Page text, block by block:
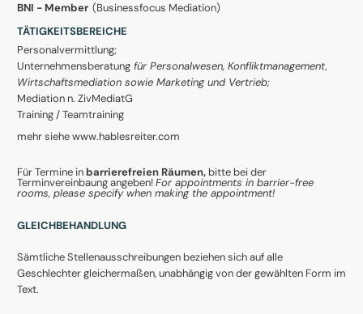
BNI - Member (Businessfocus Mediation)
TÄTIGKEITSBEREICHE
Personalvermittlung;
Unternehmensberatung für Personalwesen, Konfliktmanagement,
Wirtschaftsmediation sowie Marketing und Vertrieb;
Mediation n. ZivMediatG
Training / Teamtraining
mehr siehe www.hablesreiter.com
Für Termine inbarrierefreien Räumen, bitte bei der
Terminvereinbaung angeben!For appointments in barrier-free
rooms, please specify when making the appointment!
GLEICHBEHANDLUNG
Sämtliche Stellenausschreibungen beziehen sich auf alle
Geschlechter gleichermaßen, unabhängig von der gewählten Form im
Text.